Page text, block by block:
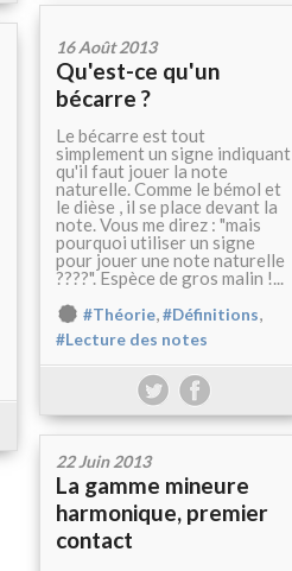
16 Août 2013
Qu'est-ce qu'un
bécarre ?
Le bécarre est tout
simplement un signe indiquant
qu'il faut jouer la note
naturelle. Comme le bémol et
le dièse , il se place devant la
note. Vous me direz : "mais
pourquoi utiliser un signe
pour jouer une note naturelle
????". Espèce de gros malin !...
#Théorie,#Définitions,
#Lecture des notes
22 Juin 2013
La gamme mineure
harmonique, premier
contact